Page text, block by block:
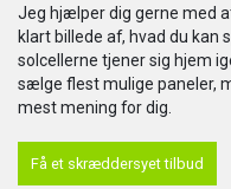
Jeg hjælper dig gerne med
klart billede af, hvad du kan
solcellerne tjener sig hjem
sælge flest mulige paneler,
mest mening for dig.
Få et skræddersyet tilbud